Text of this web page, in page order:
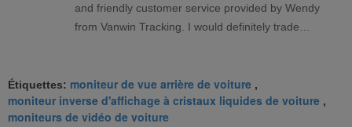
and friendly customer service provided by Wendy
from Vanwin Tracking. I would definitely trade
Étiquettes: moniteur de vue arrière de voiture ,
moniteur inverse d'affichage à cristaux liquides de voiture ,
moniteurs de vidéo de voiture